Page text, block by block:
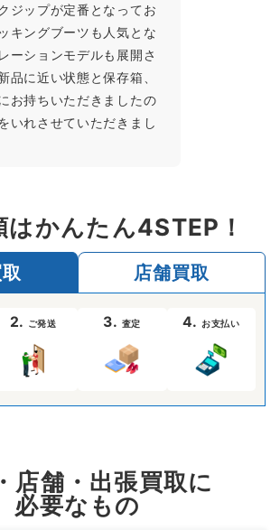
ジップが定番となってお
キングブーツも人気とな
ーションモデルも展開さ
品に近い状態と保存箱、
お持ちいただきましたの
いれさせていただきまし
はかんたん4STEP！
店舗買取
2. ご発送 3. 査定 4. お支払い
店舗・出張買取に
必要なもの